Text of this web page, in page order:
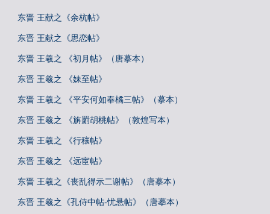
东晋 王献之《余杭帖》
东晋 王献之《思恋帖》
东晋 王羲之 《初月帖》（唐摹本）
东晋 王羲之 《妹至帖》
东晋 王羲之 《平安何如奉橘三帖》（摹本）
东晋 王羲之 《旃罽胡桃帖》（敦煌写本）
东晋 王羲之 《行穰帖》
东晋 王羲之 《远宦帖》
东晋 王羲之《丧乱得示二谢帖》（唐摹本）
东晋 王羲之《孔侍中帖-忧悬帖》（唐摹本）